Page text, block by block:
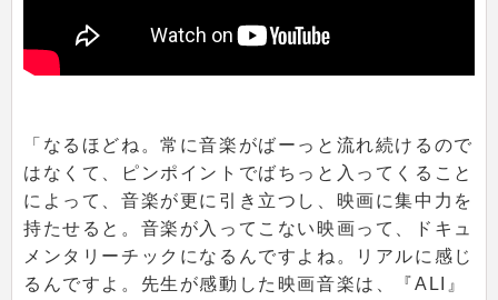
「なるほどね。常に音楽がばーっと流れ続けるので
はなくて、ピンポイントでばちっと入ってくること
によって、音楽が更に引き立つし、映画に集中力を
持たせると。音楽が入ってこない映画って、ドキュ
メンタリーチックになるんですよね。リアルに感じ
るんですよ。先生が感動した映画音楽は、『ALI』